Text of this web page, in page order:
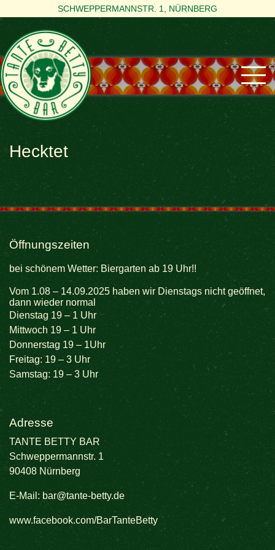
SCHWEPPERMANNSTR. 1, NÜRNBERG
Hecktet
Öffnungszeiten
bei schönem Wetter: Biergarten ab 19 Uhr!!
Vom 1.08 – 14.09.2025 haben wir Dienstags nicht geöffnet,
dann wieder normal
Dienstag 19 – 1 Uhr
Mittwoch 19 – 1 Uhr
Donnerstag 19 – 1Uhr
Freitag: 19 – 3 Uhr
Samstag: 19 – 3 Uhr
Adresse
TANTE BETTY BAR
Schweppermannstr. 1
90408 Nürnberg
E-Mail: bar@tante-betty.de
www.facebook.com/BarTanteBetty